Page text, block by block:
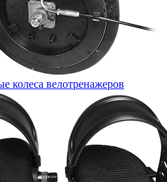
колеса велотренажеров